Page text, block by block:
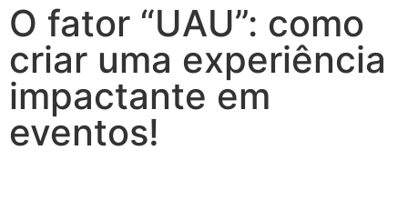
O fator “UAU”: como
criar uma experiência
impactante em
eventos!